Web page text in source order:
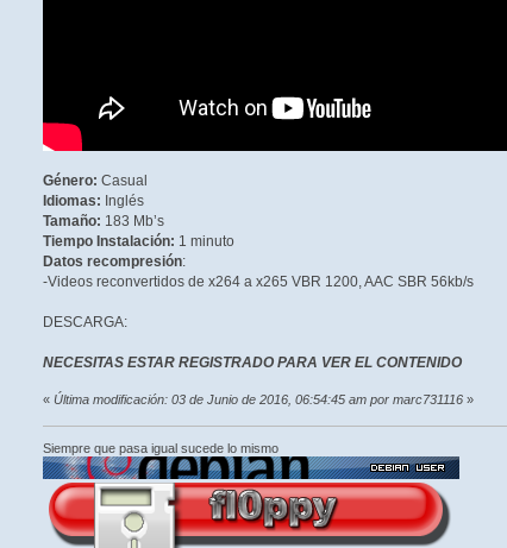
Género: Casual
Idiomas: Inglés
Tamaño: 183 Mb’s
Tiempo Instalación: 1 minuto
Datos recompresión:
-Videos reconvertidos de x264 a x265 VBR 1200, AAC SBR 56kb/s
DESCARGA:
NECESITAS ESTAR REGISTRADO PARA VER EL CONTENIDO
« Última modificación: 03 de Junio de 2016, 06:54:45 am por marc731116»
Siempre que pasa igual sucede lo mismo